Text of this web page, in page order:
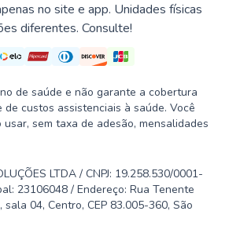
no site e app. Unidades físicas
diferentes. Consulte!
de saúde e não garante a cobertura
custos assistenciais à saúde. Você
sem taxa de adesão, mensalidades
LTDA / CNPJ: 19.258.530/0001-
23106048 / Endereço: Rua Tenente
sala 04, Centro, CEP 83.005-360, São